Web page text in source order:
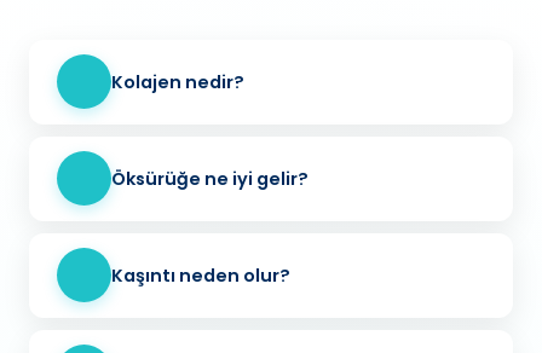
Kolajen nedir?
Öksürüğe ne iyi gelir?
Kaşıntı neden olur?